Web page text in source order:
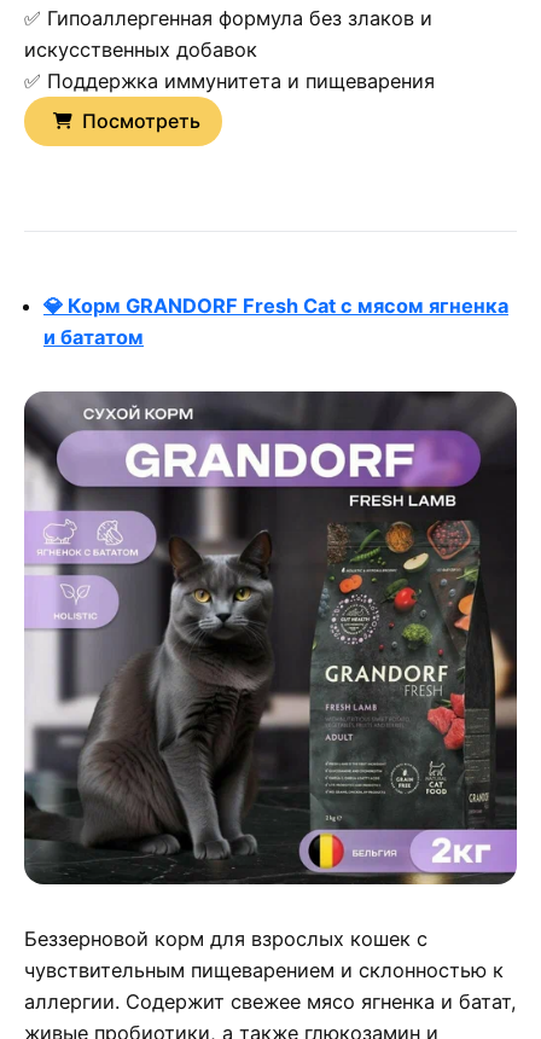
✅ Гипоаллергенная формула без злаков и
искусственных добавок
✅ Поддержка иммунитета и пищеварения
Посмотреть
💎 Корм GRANDORF Fresh Cat с мясом ягненка
и бататом
Беззерновой корм для взрослых кошек с
чувствительным пищеварением и склонностью к
аллергии. Содержит свежее мясо ягненка и батат,
живые пробиотики, а также глюкозамин и